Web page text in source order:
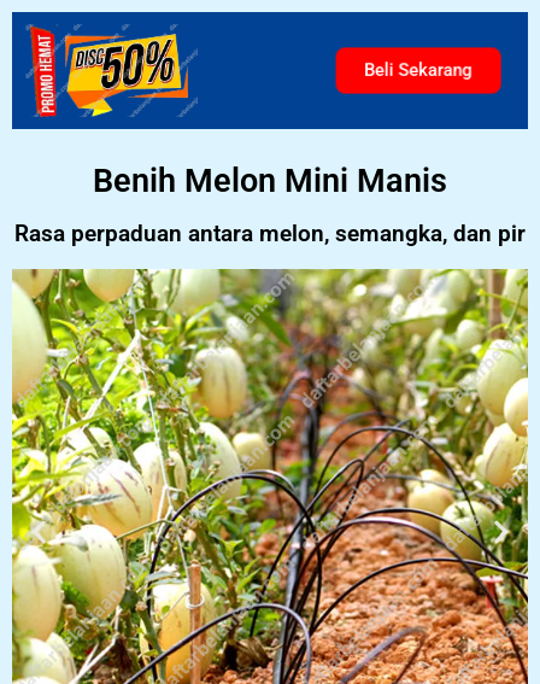
Beli Sekarang
Benih Melon Mini Manis
Rasa perpaduan antara melon, semangka, dan pir